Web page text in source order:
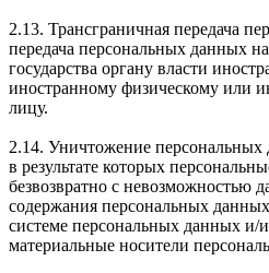
2.13. Трансграничная передача
передача персональных данных
государства органу власти
иностранному физическому или
лицу.
2.14. Уничтожение
в результате которых
безвозвратно с невозможностью
содержания персональных
системе персональных данных и/
материальные носители